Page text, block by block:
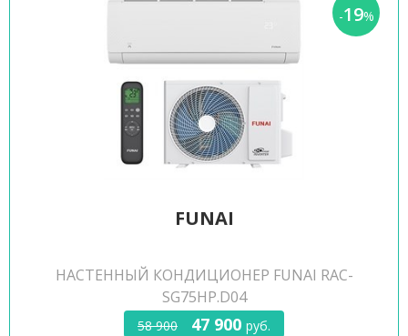
-19%
FUNAI
НАСТЕННЫЙ КОНДИЦИОНЕР FUNAI RAC-
SG75HP.D04
58 900 47 900 руб.